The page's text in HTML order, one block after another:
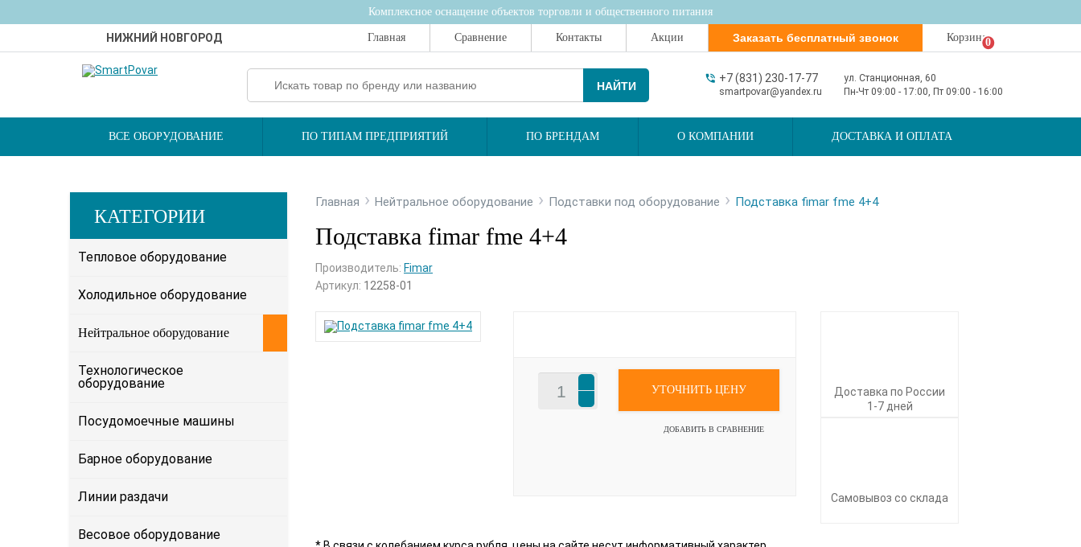
Комплексное оснащение объектов торговли и общественного питания
Главная Сравнение Контакты Акции Заказать бесплатный звонок Корзина0
НИЖНИЙ НОВГОРОД
НАЙТИ
+7 (831) 230-17-77
ул. Станционная, 60
smartpovar@yandex.ru
Пн-Чт 09:00 - 17:00, Пт 09:00 - 16:00
ВСЕ ОБОРУДОВАНИЕ ПО ТИПАМ ПРЕДПРИЯТИЙ ПО БРЕНДАМ О КОМПАНИИ ДОСТАВКА И ОПЛАТА
КАТЕГОРИИ
Тепловое оборудование
Холодильное оборудование
Нейтральное оборудование
Технологическое
оборудование
Посудомоечные машины
Барное оборудование
Линии раздачи
Весовое оборудование
Главная › Нейтральное оборудование › Подставки под оборудование › Подставка fimar fme 4+4
Подставка fimar fme 4+4
Производитель: Fimar
Артикул: 12258-01
УТОЧНИТЬ ЦЕНУ
ДОБАВИТЬ В СРАВНЕНИЕ
Доставка по России
1-7 дней
Самовывоз со склада